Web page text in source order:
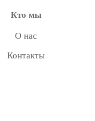
Кто мы
О нас
Контакты